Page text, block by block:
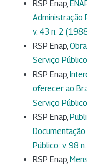
RSP Enap,
Administração
v. 43 n. 2
RSP Enap,
Serviço
RSP Enap,
oferecer ao
Serviço
RSP Enap,
Documentação
Público: v. 98
RSP Enap,